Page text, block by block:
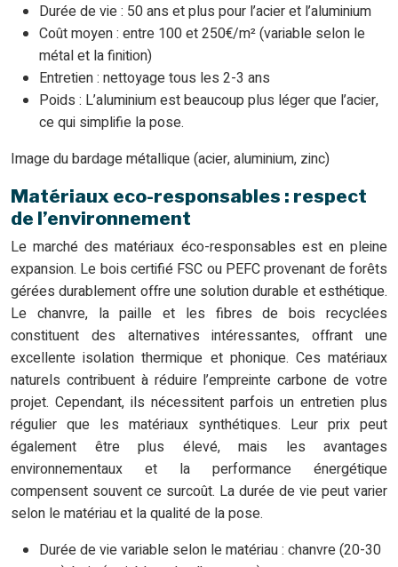
Durée de vie : 50 ans et plus pour l’acier et l’aluminium
Coût moyen : entre 100 et 250€/m² (variable selon le
métal et la finition)
Entretien : nettoyage tous les 2-3 ans
Poids : L’aluminium est beaucoup plus léger que l’acier,
ce qui simplifie la pose.
Image du bardage métallique (acier, aluminium, zinc)
Matériaux eco-responsables : respect
de l’environnement
Le marché des matériaux éco-responsables est en pleine
expansion. Le bois certifié FSC ou PEFC provenant de forêts
gérées durablement offre une solution durable et esthétique.
Le chanvre, la paille et les fibres de bois recyclées
constituent des alternatives intéressantes, offrant une
excellente isolation thermique et phonique. Ces matériaux
naturels contribuent à réduire l’empreinte carbone de votre
projet. Cependant, ils nécessitent parfois un entretien plus
régulier que les matériaux synthétiques. Leur prix peut
également être plus élevé, mais les avantages
environnementaux et la performance énergétique
compensent souvent ce surcoût. La durée de vie peut varier
selon le matériau et la qualité de la pose.
Durée de vie variable selon le matériau : chanvre (20-30